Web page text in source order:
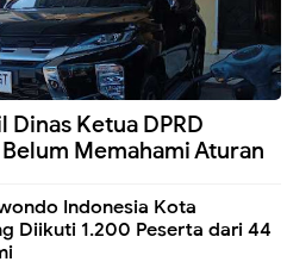
Dinas Ketua DPRD
Memahami Aturan
Indonesia Kota
Diikuti 1.200 Peserta dari 44